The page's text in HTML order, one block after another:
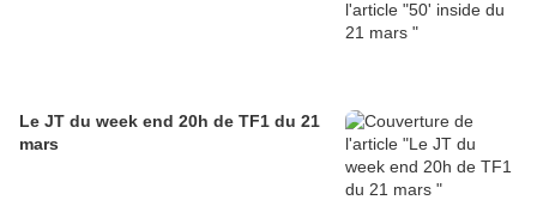
Le JT du week end 20h de TF1 du 21
mars